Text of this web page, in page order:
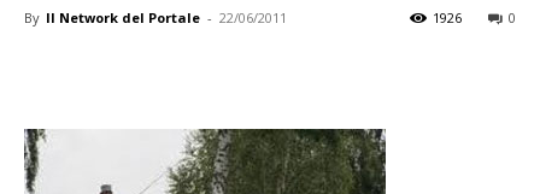
By Il Network del Portale - 22/06/2011 0
1926